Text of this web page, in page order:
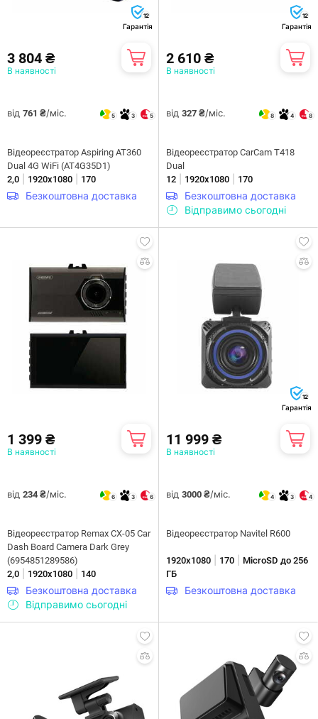
12
Гарантія
3 804 ₴
В наявності
від 761 ₴/міс. 5 3 5
Відеореєстратор Aspiring AT360
Dual 4G WiFi (AT4G35D1)
2,0
1920x1080 170
Безкоштовна доставка
12
Гарантія
2 610 ₴
В наявності
від 327 ₴/міс. 8 4 8
Відеореєстратор CarCam T418
Dual
12
1920x1080 170
Безкоштовна доставка
Відправимо сьогодні
1 399 ₴
В наявності
від 234 ₴/міс. 6 3 6
Відеореєстратор Remax CX-05 Car
Dash Board Camera Dark Grey
(6954851289586)
2,0
1920x1080 140
Безкоштовна доставка
Відправимо сьогодні
12
Гарантія
11 999 ₴
В наявності
від 3000 ₴/міс. 4 3 4
Відеореєстратор Navitel R600
1920x1080 170
MicroSD до 256
ГБ
Безкоштовна доставка